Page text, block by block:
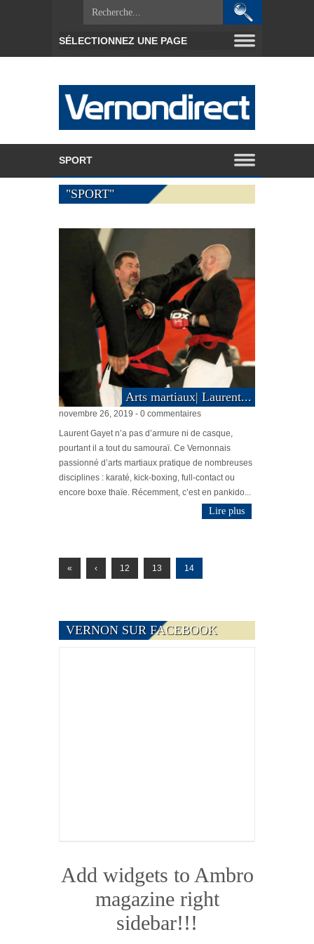
"SPORT"
Arts martiaux| Laurent...
novembre 26, 2019 - 0 commentaires
Laurent Gayet n’a pas d’armure ni de casque,
pourtant il a tout du samouraï. Ce Vernonnais
passionné d’arts martiaux pratique de nombreuses
disciplines : karaté, kick-boxing, full-contact ou
encore boxe thaïe. Récemment, c’est en pankido...
Lire plus
« ‹ 12 13 14
VERNON SUR FACEBOOK
Add widgets to Ambro
magazine right
sidebar!!!